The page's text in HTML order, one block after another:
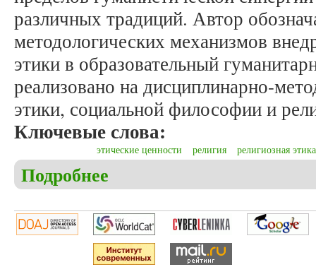
различных традиций. Автор
методологических механизмов
этики в образовательный
реализовано на дисциплинарно-
этики, социальной философии и
Ключевые слова:
этические ценности религия религиозная этика
Подробнее